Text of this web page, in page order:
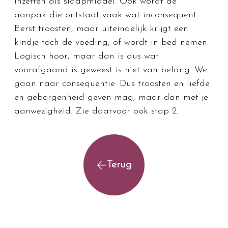
aanpak die ontstaat vaak wat inconsequent.
Eerst troosten, maar uiteindelijk krijgt een
kindje toch de voeding, of wordt in bed nemen.
Logisch hoor, maar dan is dus wat
voorafgaand is geweest is niet van belang. We
gaan naar consequentie. Dus troosten en liefde
en geborgenheid geven mag, maar dan met je
aanwezigheid. Zie daarvoor ook stap 2.
Terug